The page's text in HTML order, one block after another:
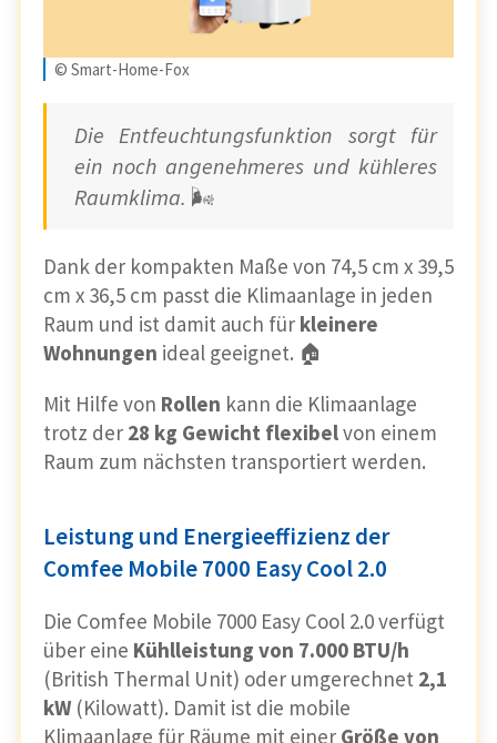
© Smart-Home-Fox
Die Entfeuchtungsfunktion sorgt für
ein noch angenehmeres und kühleres
Raumklima. 🌬️
Dank der kompakten Maße von 74,5 cm x 39,5
cm x 36,5 cm passt die Klimaanlage in jeden
Raum und ist damit auch für kleinere
Wohnungen ideal geeignet. 🏠
Mit Hilfe von Rollen kann die Klimaanlage
trotz der 28 kg Gewicht flexibelvon einem
Raum zum nächsten transportiert werden.
Leistung und Energieeffizienz der
Comfee Mobile 7000 Easy Cool 2.0
Die Comfee Mobile 7000 Easy Cool 2.0 verfügt
über eine Kühlleistung von 7.000 BTU/h
(British Thermal Unit) oder umgerechnet 2,1
kW (Kilowatt). Damit ist die mobile
Klimaanlage für Räume mit einer Größe von